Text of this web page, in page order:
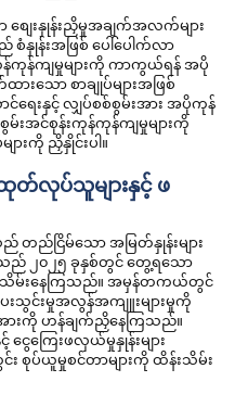
ျေးနှုန်းညှိမှုအချက်အလက်များ
စံနှုန်းအဖြစ် ပေါ်ပေါက်လာ
ကုန်ကုန်ကျမှုများကို ကာကွယ်ရန် အပို
းသော စာချုပ်များအဖြစ်
ေးနှင့် လျှပ်စစ်စွမ်းအား အပိုကုန်
းအင်စုန်းကုန်ကုန်ကျမှုများကို
ျားကို ညှိနှိုင်းပါ။
တ်လုပ်သူများနှင့် ဖ
တည်ငြိမ်သော အမြတ်နှုန်းများ
ည် ၂၀၂၅ ခုနှစ်တွင် တွေ့ရသော
သိမ်းနေကြသည်။ အမှန်တကယ်တွင်
ေးသွင်းမှုအလွန်အကျူးများမှုကို
အားကို ဟန်ချက်ညှိနေကြသည်။
ငွေကြေးဖလှယ်မှုနှုန်းများ
း စုပ်ယူမှုစင်တာများကို ထိန်းသိမ်း